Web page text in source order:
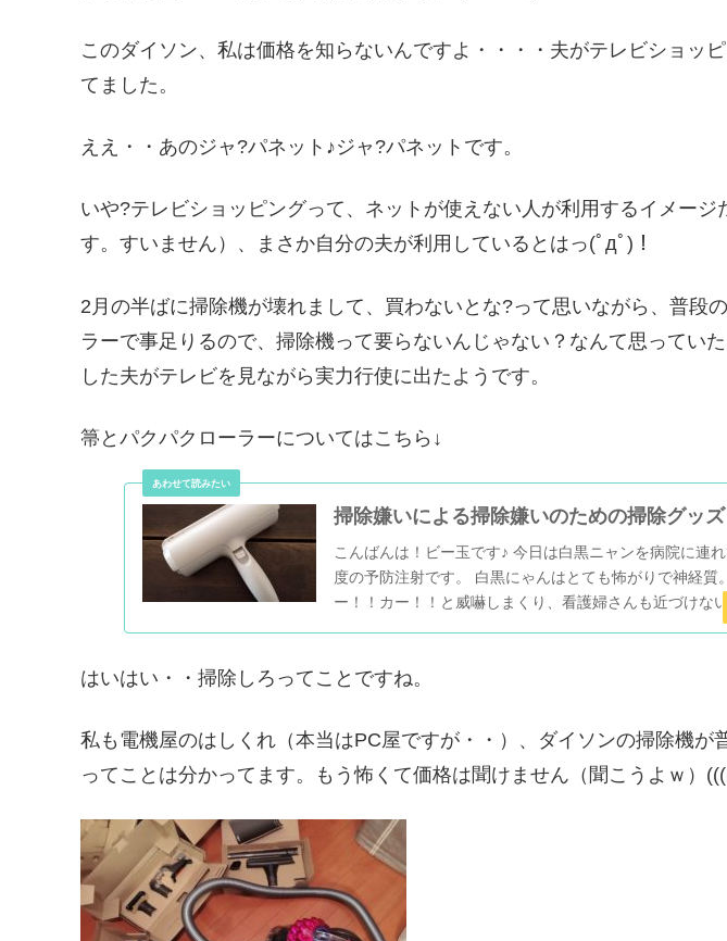
このダイソン、私は価格を知らないんですよ・・・・夫がテレビショッ
てました。
ええ・・あのジャ?パネット♪ジャ?パネットです。
いや?テレビショッピングって、ネットが使えない人が利用するイメージ
す。すいません）、まさか自分の夫が利用しているとはっ(ﾟдﾟ)！
2月の半ばに掃除機が壊れまして、買わないとな?って思いながら、普段
ラーで事足りるので、掃除機って要らないんじゃない？なんて思ってい
した夫がテレビを見ながら実力行使に出たようです。
箒とパクパクローラーについてはこちら↓
掃除嫌いによる掃除嫌いのための掃除グッズ
こんばんは！ビー玉です♪ 今日は白黒ニャンを病院に連
度の予防注射です。 白黒にゃんはとても怖がりで神経質
ー！！カー！！と威嚇しまくり、看護婦さんも近づけな
はいはい・・掃除しろってことですね。
私も電機屋のはしくれ（本当はPC屋ですが・・）、ダイソンの掃除機が
ってことは分かってます。もう怖くて価格は聞けません（聞こうよｗ）